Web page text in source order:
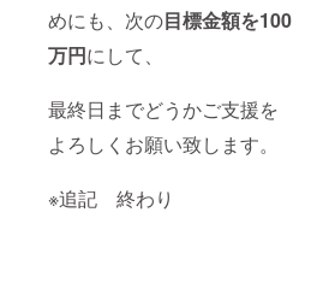
めにも、次の目標金額を100
万円にして、
最終日までどうかご支援を
よろしくお願い致します。
※追記 終わり